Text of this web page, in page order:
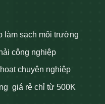
làm sạch môi trường
công nghiệp
chuyên nghiệp
giá rẻ chỉ từ 500K